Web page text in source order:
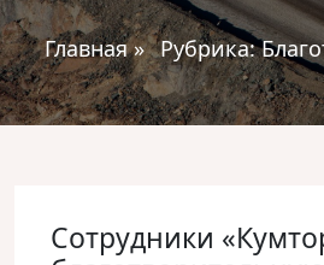
Главная» Рубрика:
Сотрудники